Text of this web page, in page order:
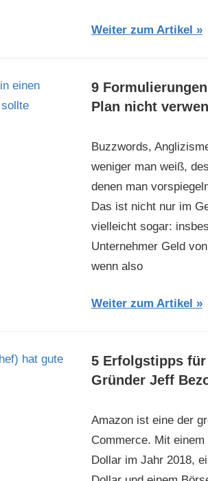
Weiter zum Artikel
9
Plan nicht
Buzzwords,
weniger man weiß,
denen man
Das ist nicht nur im
vielleicht sogar:
Unternehmer Geld
wenn also
Weiter zum Artikel
5 Erfolgstipps für
Gründer Jeff
Amazon ist eine der
Commerce. Mit
Dollar im Jahr 2018,